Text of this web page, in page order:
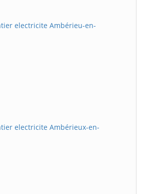
electricite Ambérieu-en-
electricite Ambérieux-en-